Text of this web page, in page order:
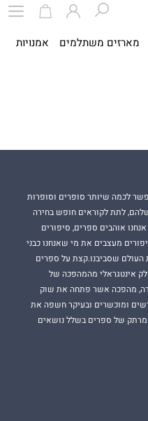
מארזים משתלמים אמנויות
לכמה שיותר סופרים וסופרות
לתת לקוראים חופש בחירה
אוהבים ספרים, סיפורים
מעצבים את מי שאנחנו כבני
העולם שסביבנו.קצת על ספרים
חלק אינטגראלי מהמהפכה של
מהפכה אשר פתחה את שוק
ומוכשרים ובעיקר חשפה את
של ספרים בשלל נושאים